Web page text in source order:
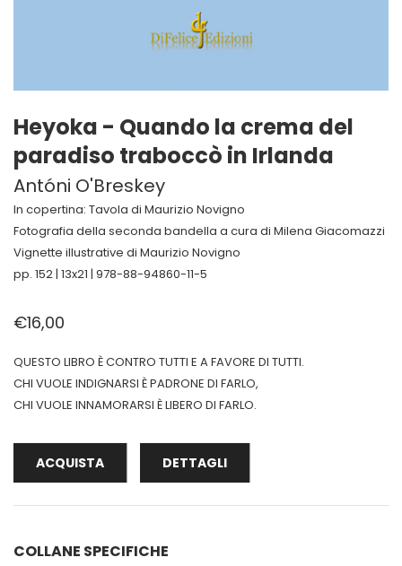
Heyoka - Quando la crema del
paradiso traboccò in Irlanda
Antóni O'Breskey
In copertina: Tavola di Maurizio Novigno
Fotografia della seconda bandella a cura di Milena Giacomazzi
Vignette illustrative di Maurizio Novigno
pp. 152 | 13x21 | 978-88-94860-11-5
€16,00
QUESTO LIBRO È CONTRO TUTTI E A FAVORE DI TUTTI.
CHI VUOLE INDIGNARSI È PADRONE DI FARLO,
CHI VUOLE INNAMORARSI È LIBERO DI FARLO.
ACQUISTA DETTAGLI
COLLANE SPECIFICHE